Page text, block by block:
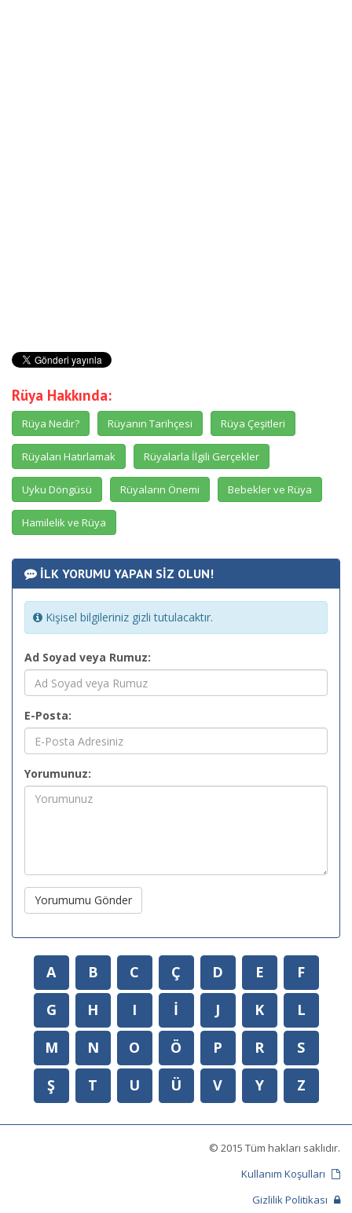
Rüya Hakkında:
Rüya Nedir? Rüyanın Tarihçesi Rüya Çeşitleri
Rüyaları Hatırlamak Rüyalarla İlgili Gerçekler
Uyku Döngüsü Rüyaların Önemi Bebekler ve Rüya
Hamilelik ve Rüya
İLK YORUMU YAPAN SİZ OLUN!
Kişisel bilgileriniz gizli tutulacaktır.
Ad Soyad veya Rumuz:
E-Posta:
Yorumunuz:
Yorumumu Gönder
A B C Ç D E
F
G
H I İ J K
L
M
N O Ö P R
S
Ş
T U Ü V Y Z
© 2015 Tüm hakları saklıdır.
Kullanım Koşulları
Gizlilik Politikası